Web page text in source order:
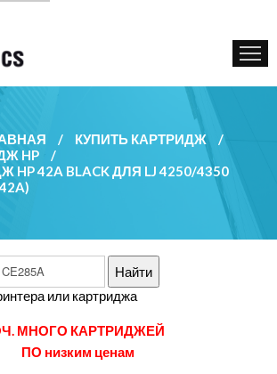
КУПИТЬ КАРТРИДЖ
ГОС. УЧРЕЖДЕНИЯМ
КОНТАКТЫ
/ КУПИТЬ КАРТРИДЖ
/
HP
/
42A BLACK ДЛЯ LJ 4250/4350
или картриджа
МНОГО КАРТРИДЖЕЙ
ПО низким ценам